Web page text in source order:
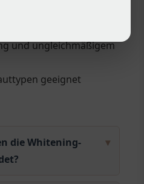
und ungleichmäßigem
geeignet
▾
die Whitening-